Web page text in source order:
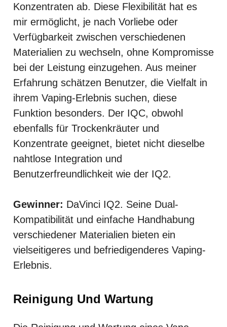
Konzentraten ab. Diese Flexibilität hat es
mir ermöglicht, je nach Vorliebe oder
Verfügbarkeit zwischen verschiedenen
Materialien zu wechseln, ohne Kompromisse
bei der Leistung einzugehen. Aus meiner
Erfahrung schätzen Benutzer, die Vielfalt in
ihrem Vaping-Erlebnis suchen, diese
Funktion besonders. Der IQC, obwohl
ebenfalls für Trockenkräuter und
Konzentrate geeignet, bietet nicht dieselbe
nahtlose Integration und
Benutzerfreundlichkeit wie der IQ2.
Gewinner: DaVinci IQ2. Seine Dual-
Kompatibilität und einfache Handhabung
verschiedener Materialien bieten ein
vielseitigeres und befriedigenderes Vaping-
Erlebnis.
Reinigung Und Wartung